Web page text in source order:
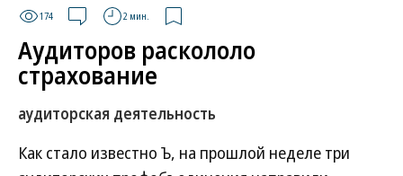
174 2 мин.
Аудиторов раскололо
страхование
аудиторская деятельность
Как стало известно Ъ, на прошлой неделе три